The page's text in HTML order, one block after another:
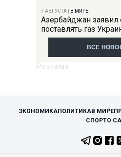
7 АВГУСТА В МИРЕ
Азербайджан заявил
поставлять газ
ВСЕ
ЭКОНОМИКАПОЛИТИКАВ МИРЕ
СПОРТО